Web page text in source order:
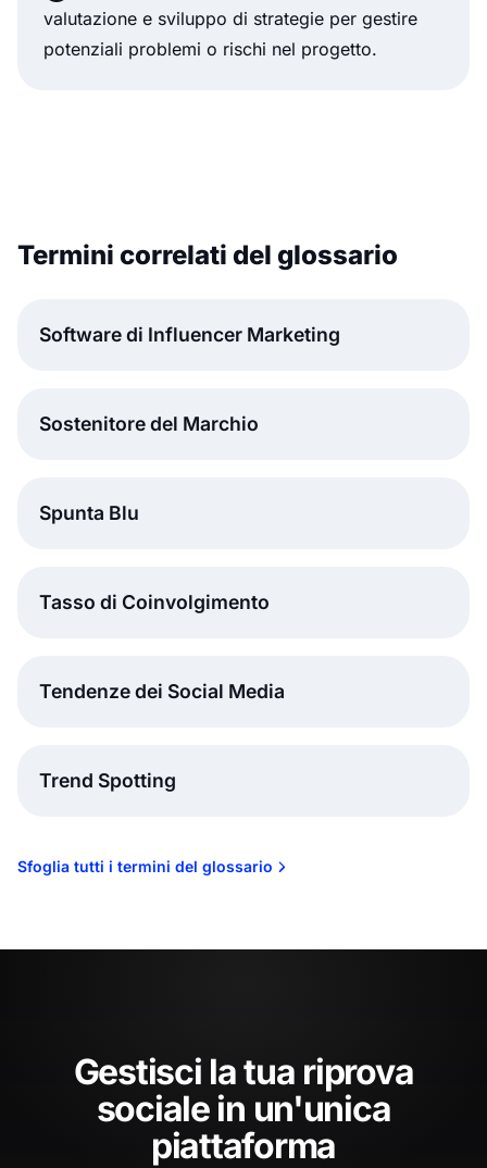
valutazione e sviluppo di strategie per gestire
potenziali problemi o rischi nel progetto.
Termini correlati del glossario
Software di Influencer Marketing
Sostenitore del Marchio
Spunta Blu
Tasso di Coinvolgimento
Tendenze dei Social Media
Trend Spotting
Sfoglia tutti i termini del glossario
Gestisci la tua riprova
sociale in un'unica
piattaforma